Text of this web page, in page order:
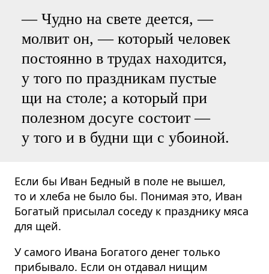
— Чудно на свете деется, —
молвит он, — который человек
постоянно в трудах находится,
у того по праздникам пустые
щи на столе; а который при
полезном досуге состоит —
у того и в будни щи с убоиной.
Если бы Иван Бедный в поле не вышел,
то и хлеба не было бы. Понимая это, Иван
Богатый присылал соседу к празднику мяса
для щей.
У самого Ивана Богатого денег только
прибывало. Если он отдавал нищим